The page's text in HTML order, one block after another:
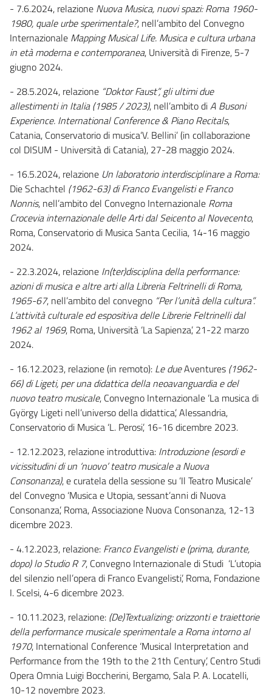
- 7.6.2024, relazione Nuova Musica, nuovi spazi: Roma 1960-
1980, quale urbe sperimentale?, nell’ambito del Convegno
Internazionale Mapping Musical Life. Musica e cultura urbana
in età moderna e contemporanea, Università di Firenze, 5-7
giugno 2024.
- 28.5.2024, relazione “Doktor Faust”, gli ultimi due
allestimenti in Italia (1985 / 2023), nell’ambito diA Busoni
Experience. International Conference & Piano Recitals,
Catania, Conservatorio di musica‘V. Bellini’ (in collaborazione
col DISUM - Università di Catania), 27-28 maggio 2024.
- 16.5.2024, relazione Un laboratorio interdisciplinare a Roma:
Die Schachtel (1962-63) di Franco Evangelisti e Franco
Nonnis, nell’ambito del Convegno Internazionale Roma
Crocevia internazionale delle Arti dal Seicento al Novecento,
Roma, Conservatorio di Musica Santa Cecilia, 14-16 maggio
2024.
- 22.3.2024, relazione In(ter)disciplina della performance:
azioni di musica e altre arti alla Libreria Feltrinelli di Roma,
1965-67, nell’ambito del convegno “Per l’unità della cultura”.
L’attività culturale ed espositiva delle Librerie Feltrinelli dal
1962 al 1969, Roma, Università ‘La Sapienza’, 21-22 marzo
2024.
- 16.12.2023, relazione (in remoto): Le dueAventures (1962-
66) di Ligeti, per una didattica della neoavanguardia e del
nuovo teatro musicale, Convegno Internazionale ‘La musica di
György Ligeti nell’universo della didattica’, Alessandria,
Conservatorio di Musica ‘L. Perosi’, 16-16 dicembre 2023.
- 12.12.2023, relazione introduttiva: Introduzione (esordi e
vicissitudini di un ‘nuovo’ teatro musicale a Nuova
Consonanza), e curatela della sessione su ‘Il Teatro Musicale’
del Convegno ‘Musica e Utopia, sessant’anni di Nuova
Consonanza’, Roma, Associazione Nuova Consonanza, 12-13
dicembre 2023.
- 4.12.2023, relazione: Franco Evangelisti e (prima, durante,
dopo) lo Studio R 7, Convegno Internazionale di Studi ‘L’utopia
del silenzio nell’opera di Franco Evangelisti’, Roma, Fondazione
I. Scelsi, 4-6 dicembre 2023.
- 10.11.2023, relazione: (De)Textualizing: orizzonti e traiettorie
della performance musicale sperimentale a Roma intorno al
1970, International Conference ‘Musical Interpretation and
Performance from the 19th to the 21th Century’, Centro Studi
Opera Omnia Luigi Boccherini, Bergamo, Sala P. A. Locatelli,
10-12 novembre 2023.